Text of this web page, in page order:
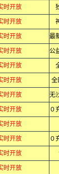
时开放
时开放
时开放
时开放
时开放
时开放 全
时开放
时开放
时开放
时开放
时开放
时开放